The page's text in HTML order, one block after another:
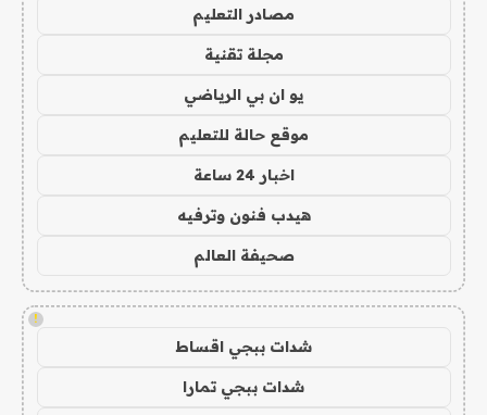
مصادر التعليم
مجلة تقنية
يو ان بي الرياضي
موقع حالة للتعليم
اخبار 24 ساعة
هيدب فنون وترفيه
صحيفة العالم
!
شدات ببجي اقساط
شدات ببجي تمارا